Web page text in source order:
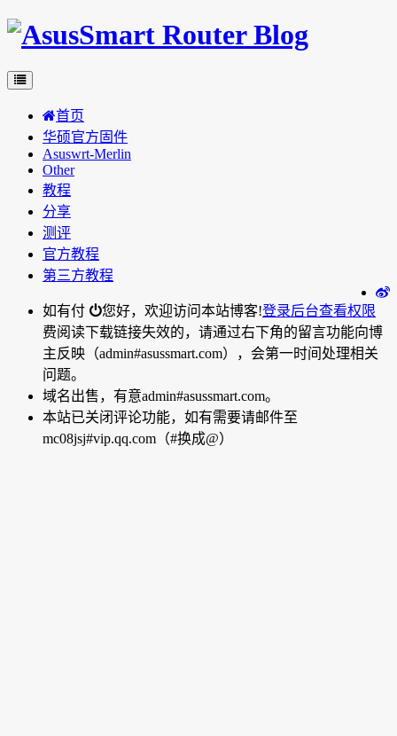
首页
华硕官方固件
Asuswrt-Merlin
Other
教程
分享
测评
官方教程
第三方教程
您好，欢迎访问本站博客!登录后台查看权限
如有付
费阅读下载链接失效的，请通过右下角的留言功能向博
主反映（admin#asussmart.com），会第一时间处理相关
问题。
域名出售，有意admin#asussmart.com。
本站已关闭评论功能，如有需要请邮件至
mc08jsj#vip.qq.com（#换成@）